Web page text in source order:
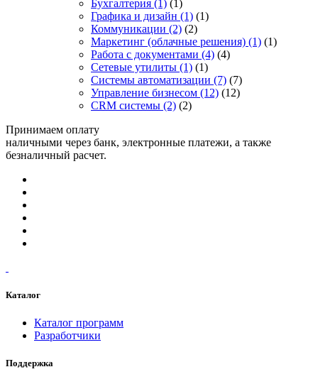
Бухгалтерия (1) (1)
Графика и дизайн (1) (1)
Коммуникации (2) (2)
Маркетинг (облачные решения) (1) (1)
Работа с документами (4) (4)
Сетевые утилиты (1) (1)
Системы автоматизации (7) (7)
Управление бизнесом (12) (12)
CRM системы (2) (2)
Принимаем оплату
наличными через банк, электронные платежи, а также
безналичный расчет.
Каталог
Каталог программ
Разработчики
Поддержка